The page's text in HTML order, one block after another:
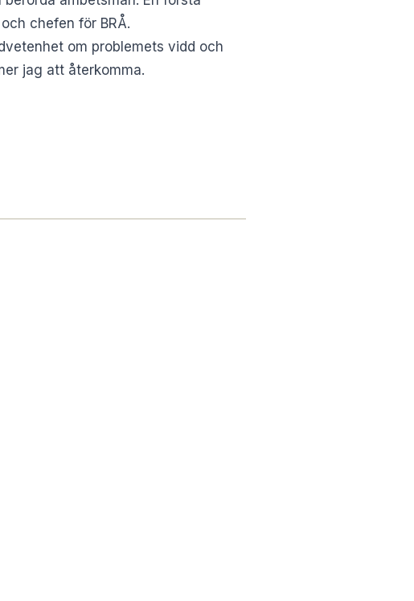
chefen för BRÅ.
om problemets vidd och
jag att återkomma.